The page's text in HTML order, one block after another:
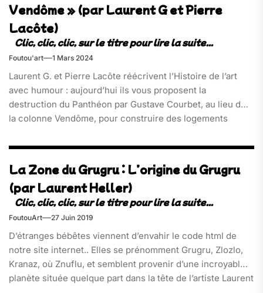
Vendôme » (par Laurent G et Pierre
Lacôte)
Foutou'art 1 Mars 2024
Laurent G. et Pierre Lacôte réécrivent l’Histoire de l’art
avec humour : aujourd’hui ils vous proposent la
destruction du Panthéon par Gustave Courbet, au lieu de
la colonne Vendôme, pour construire des logements
La Zone du Grugru : L’origine du Grugru
(par Laurent Heller)
FoutouArt 27 Juin 2019
D’étranges bébêtes viennent d’envahir le code html de
notre site internet.. Elles se prénomment Grugru, Zlozlo,
Kranaz, où Znuflu, et semblent provenir d’une incroyable
planète située quelque part dans la tête de l’artiste Laurent